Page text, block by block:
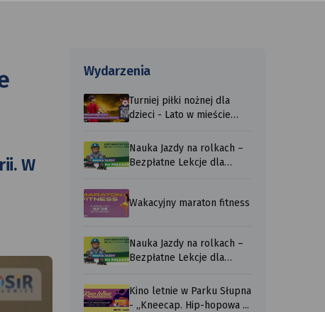
W
Wydarzenia
Turniej piłki nożnej dla
dzieci - Lato w mieście
Nauka Jazdy na rolkach –
Bezpłatne Lekcje dla
Wakacyjny maraton fitness
Nauka Jazdy na rolkach –
Bezpłatne Lekcje dla
Kino letnie w Parku Słupna
- „Kneecap. Hip-hopowa ...